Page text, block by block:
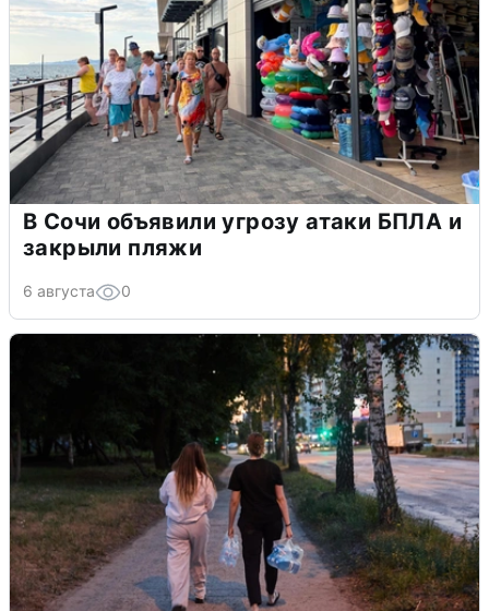
В Сочи объявили угрозу атаки БПЛА и
закрыли пляжи
6 августа 0